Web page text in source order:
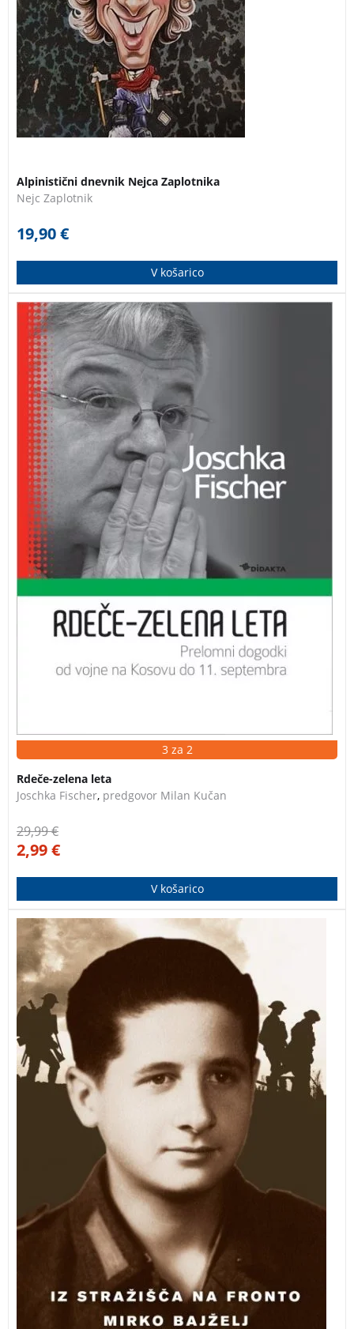
Alpinistični dnevnik Nejca Zaplotnika
Nejc Zaplotnik
19,90€
V košarico
V knjigi političnih spominov, od kosovske vojne do 11.
septembra, Joschka Fischer predstavi nemško zunanjo
politiko v času dramatičnih preobratov.
3 za 2
Rdeče-zelena leta
Joschka Fischer, predgovor Milan Kučan
29,99€
2,99€
V košarico
Zgodba o preprostem fantiču iz stražiške sitarske
družine odstira skrivnostni davni čas, ko so bosonogi
otroci vsak dan hodili v okoliške gozdove po butare in
pomagali sosednjim obrtnikom, da so dobili za plačilo
nekaj hrane, ki jo je v družini vedno primanjkovalo.